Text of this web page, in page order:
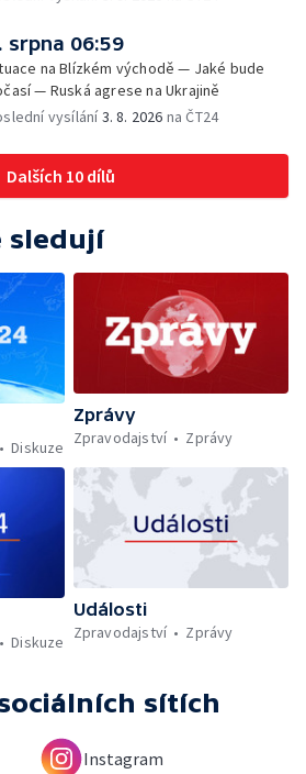
srpna 06:59
na Blízkém východě — Jaké bude
— Ruská agrese na Ukrajině
vysílání3. 8. 2026 na ČT24
Dalších 10 dílů
sledují
Diskuze
Zprávy
Zpravodajství
Zprávy
Diskuze
Události
Zpravodajství
Zprávy
sítích
Instagram